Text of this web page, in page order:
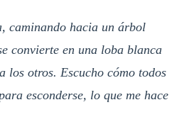
caminando hacia un árbol
convierte en una loba blanca
los otros. Escucho cómo todos
esconderse, lo que me hace